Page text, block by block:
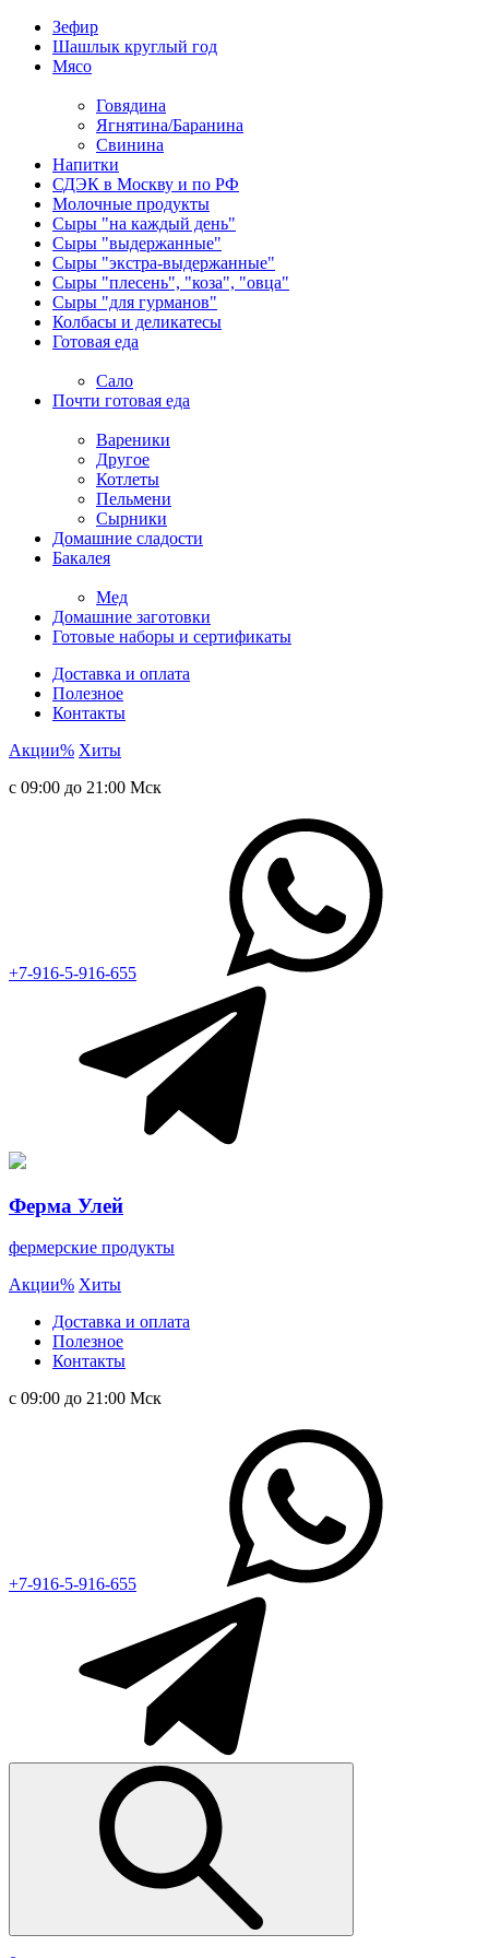
Зефир
Шашлык круглый год
Мясо
Говядина
Ягнятина/Баранина
Свинина
Напитки
СДЭК в Москву и по РФ
Молочные продукты
Сыры "на каждый день"
Сыры "выдержанные"
Сыры "экстра-выдержанные"
Сыры "плесень", "коза", "овца"
Сыры "для гурманов"
Колбасы и деликатесы
Готовая еда
Сало
Почти готовая еда
Вареники
Другое
Котлеты
Пельмени
Сырники
Домашние сладости
Бакалея
Мед
Домашние заготовки
Готовые наборы и сертификаты
Доставка и оплата
Полезное
Контакты
Акции% Хиты
с 09:00 до 21:00 Мск
+7-916-5-916-655
Ферма Улей
фермерские продукты
Акции% Хиты
Доставка и оплата
Полезное
Контакты
с 09:00 до 21:00 Мск
+7-916-5-916-655